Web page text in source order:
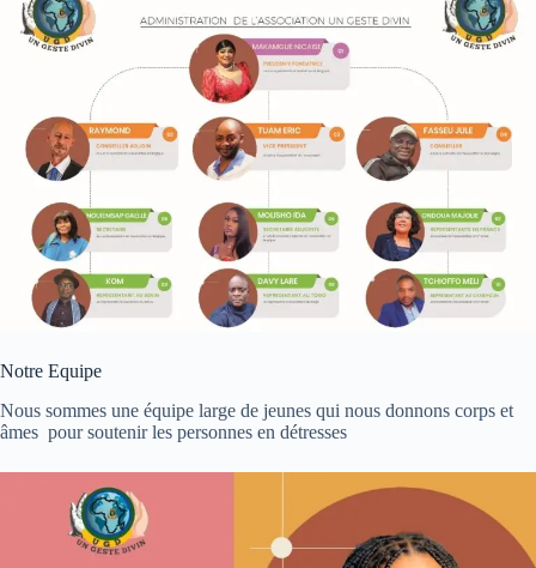
Notre Equipe
Nous sommes une équipe large de jeunes qui nous donnons corps et
âmes pour soutenir les personnes en détresses